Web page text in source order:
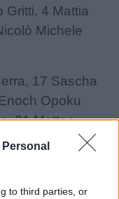
to third parties, or
Gritti, 4 Mattia
Michele
17 Sascha
Opoku
21 Matteo
23 Gianmarco
14 Paidi Farrell,